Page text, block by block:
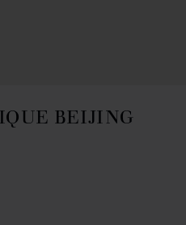
BEIJING